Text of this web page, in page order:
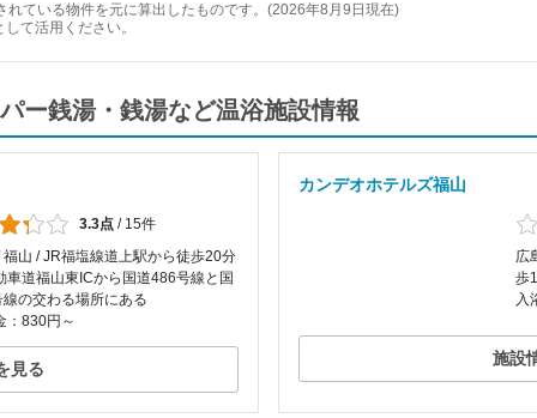
れている物件を元に算出したものです。(2026年8月9日現在)
て活用ください。
ー銭湯・銭湯など温浴施設情報
3.3点 / 15件
福山 / JR福塩線道上駅から徒歩20分
車道福山東ICから国道486号線と国
の交わる場所にある
：830円～
見る
カンデオホテルズ福山
広
歩
入
施設